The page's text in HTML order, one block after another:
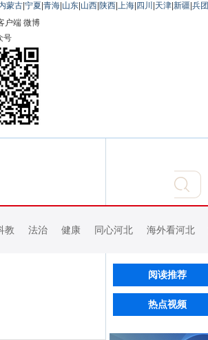
蒙古 宁夏 青海 山东 山西 陕西 上海 四川 天津 新疆 兵团
户端 微博
号
教 法治 健康 同心河北 海外看河北
阅读推荐
热点视频